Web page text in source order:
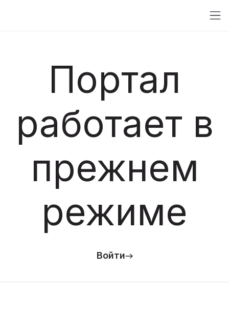
Портал
работает в
прежнем
режиме
Войти